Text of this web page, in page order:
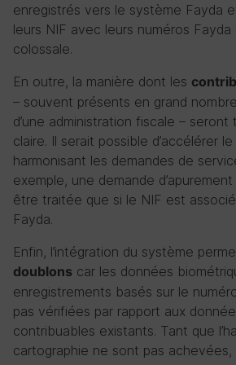
enregistrés vers le système Fayda
leurs NIF avec leurs numéros
colossale.
En outre, la manière dont les
– souvent présents en grand
d’une administration fiscale – seront
claire. Il serait possible d’accélérer
harmonisant les demandes de
exemple, une demande
être traitée que si le NIF est
Fayda.
Enfin, l’intégration du système
doublons car les données
enregistrements basés sur le
pas vérifiées par rapport aux
contribuables existants. Tant que
cartographie ne sont pas